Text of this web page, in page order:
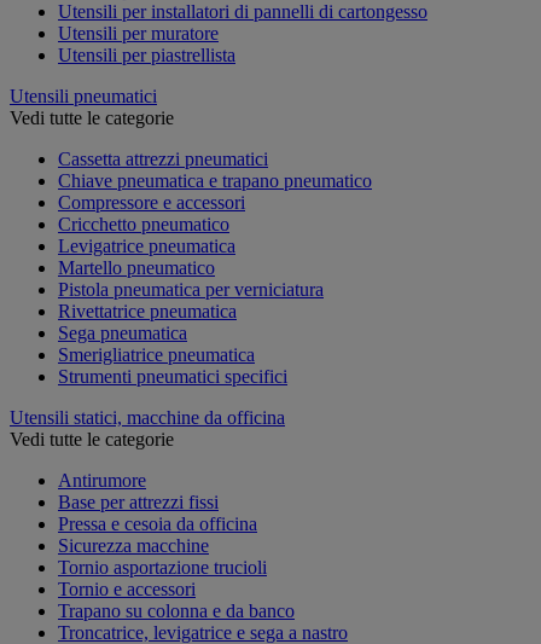
Utensili per installatori di pannelli di cartongesso
Utensili per muratore
Utensili per piastrellista
Utensili pneumatici
Vedi tutte le categorie
Cassetta attrezzi pneumatici
Chiave pneumatica e trapano pneumatico
Compressore e accessori
Cricchetto pneumatico
Levigatrice pneumatica
Martello pneumatico
Pistola pneumatica per verniciatura
Rivettatrice pneumatica
Sega pneumatica
Smerigliatrice pneumatica
Strumenti pneumatici specifici
Utensili statici, macchine da officina
Vedi tutte le categorie
Antirumore
Base per attrezzi fissi
Pressa e cesoia da officina
Sicurezza macchine
Tornio asportazione trucioli
Tornio e accessori
Trapano su colonna e da banco
Troncatrice, levigatrice e sega a nastro